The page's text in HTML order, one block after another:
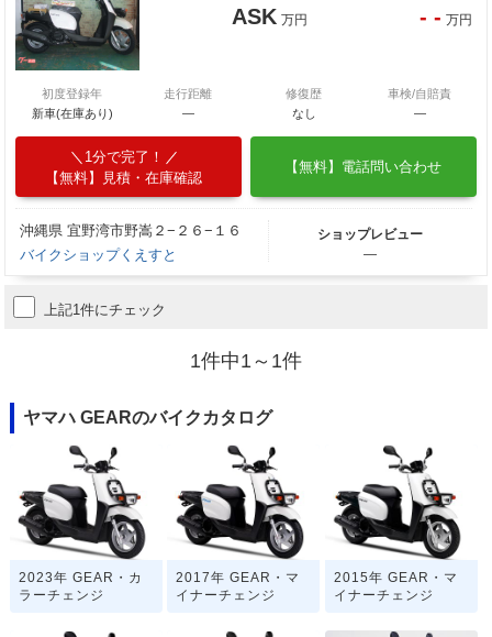
ASK 万円 - - 万円
初度登録年
新車(在庫あり)
走行距離
―
修復歴
なし
車検/自賠責
―
1分で完了！
【無料】見積・在庫確認
【無料】電話問い合わせ
沖縄県 宜野湾市野嵩２−２６−１６
バイクショップくえすと
ショップレビュー
―
上記1件にチェック
1件中1～1件
ヤマハ GEARのバイクカタログ
2023年 GEAR・カ
ラーチェンジ
2017年 GEAR・マ
イナーチェンジ
2015年 GEAR・マ
イナーチェンジ